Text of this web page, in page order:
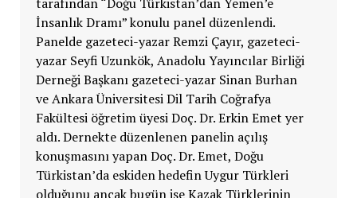
İnsanlık Dramı” konulu panel düzenlendi.
Panelde gazeteci-yazar Remzi Çayır, gazeteci-
yazar Seyfi Uzunkök, Anadolu Yayıncılar Birliği
Derneği Başkanı gazeteci-yazar Sinan Burhan
ve Ankara Üniversitesi Dil Tarih Coğrafya
Fakültesi öğretim üyesi Doç. Dr. Erkin Emet yer
aldı. Dernekte düzenlenen panelin açılış
konuşmasını yapan Doç. Dr. Emet, Doğu
Türkistan’da eskiden hedefin Uygur Türkleri
olduğunu ancak bugün ise Kazak Türklerinin